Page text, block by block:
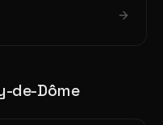
de-Dôme